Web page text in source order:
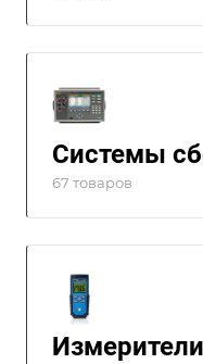
Системы
67 товаров
Измерители